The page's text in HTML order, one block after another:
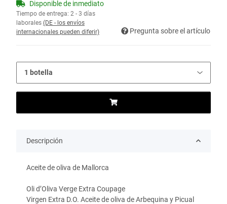
Disponible de inmediato
Tiempo de entrega: 2 - 3 días
laborales (DE - los envíos
internacionales pueden diferir)
Pregunta sobre el artículo
Descripción
Aceite de oliva de Mallorca
Oli d’Oliva Verge Extra Coupage
Virgen Extra D.O. Aceite de oliva de Arbequina y Picual